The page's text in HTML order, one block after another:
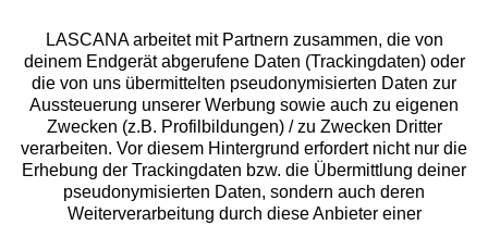
Services
Beratung
Über uns
LASCANA arbeitet mit Partnern zusammen, die von
deinem Endgerät abgerufene Daten (Trackingdaten) oder
die von uns übermittelten pseudonymisierten Daten zur
Aussteuerung unserer Werbung sowie auch zu eigenen
Zwecken (z.B. Profilbildungen) / zu Zwecken Dritter
verarbeiten. Vor diesem Hintergrund erfordert nicht nur die
Erhebung der Trackingdaten bzw. die Übermittlung deiner
pseudonymisierten Daten, sondern auch deren
Weiterverarbeitung durch diese Anbieter einer